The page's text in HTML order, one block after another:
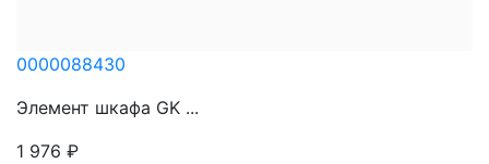
0000088430
Элемент шкафа GK ...
1 976 ₽